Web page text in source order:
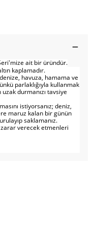
ait bir üründür.
kaplamadır.
havuza, hamama ve
parlaklığıyla kullanmak
durmanızı tavsiye
istiyorsanız; deniz,
maruz kalan bir günün
saklamanız.
zarar verecek etmenleri